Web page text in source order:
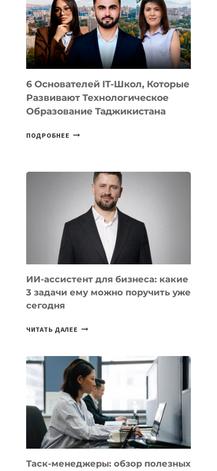
НОВОГО
УСТРОЙСТВА
ОТ
OPENAI
6 Основателей IT-Школ, Которые
Развивают Технологическое
Образование Таджикистана
ПОДРОБНЕЕ 6
КОТОРЫЕ
РАЗВИВАЮТ
ТЕХНОЛОГИЧЕСКОЕ
ОБРАЗОВАНИЕ
ТАДЖИКИСТАНА
ИИ-ассистент для бизнеса: какие
3 задачи ему можно поручить уже
сегодня
ЧИТАТЬ ДАЛЕЕ ИИ-
БИЗНЕСА:
КАКИЕ
3
ЗАДАЧИ
ЕМУ
МОЖНО
ПОРУЧИТЬ
УЖЕ
СЕГОДНЯ
Таск-менеджеры: обзор полезных